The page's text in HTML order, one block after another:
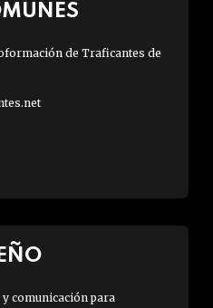
de Traficantes de
comunicación para